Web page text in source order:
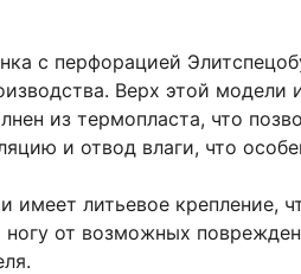
с перфорацией
Верх этой
из термопласта, что
и отвод влаги, что
литьевое крепление,
от возможных